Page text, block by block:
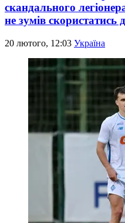
скандального
не зумів
20 лютого, 12:03 Україна